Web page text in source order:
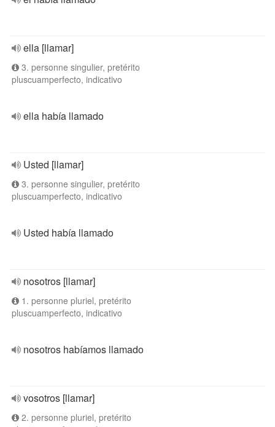
ella [llamar]
3. personne singulier, pretérito
pluscuamperfecto, indicativo
ella había llamado
Usted [llamar]
3. personne singulier, pretérito
pluscuamperfecto, indicativo
Usted había llamado
nosotros [llamar]
1. personne pluriel, pretérito
pluscuamperfecto, indicativo
nosotros habíamos llamado
vosotros [llamar]
2. personne pluriel, pretérito